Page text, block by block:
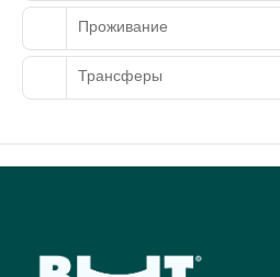
Проживание
Трансферы